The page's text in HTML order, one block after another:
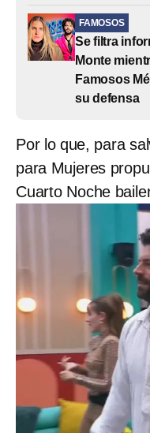
FAMOSOS
Se filtra
Monte
Famosos
su defensa
Por lo que, para
para Mujeres
Cuarto Noche